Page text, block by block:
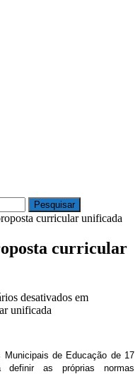
curricular unificada
curricular
desativados em
unificada
Municipais de Educação de 17
definir as próprias normas